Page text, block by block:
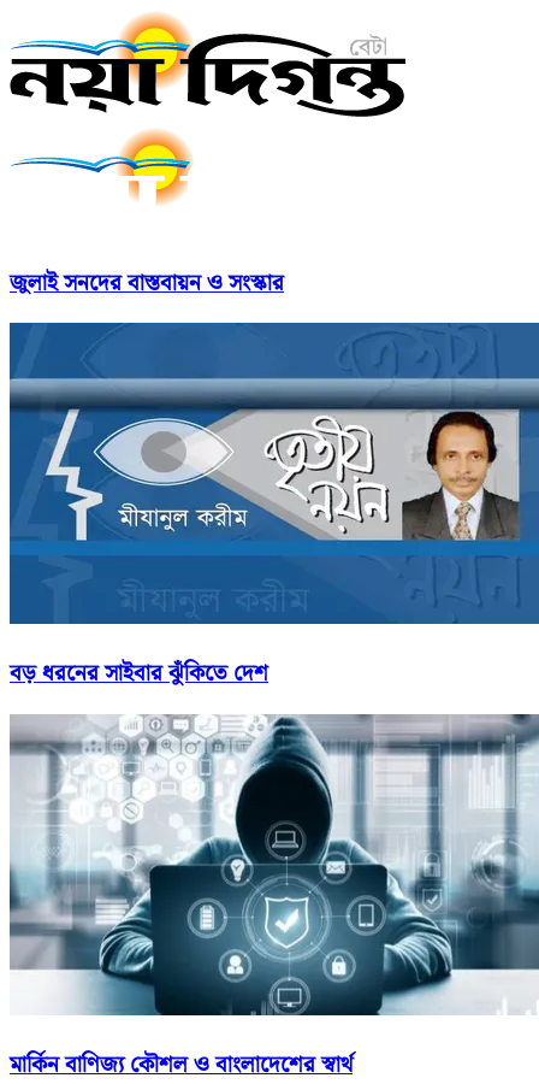
জুলাই সনদের বাস্তবায়ন ও সংস্কার
বড় ধরনের সাইবার ঝুঁকিতে দেশ
মার্কিন বাণিজ্য কৌশল ও বাংলাদেশের স্বার্থ